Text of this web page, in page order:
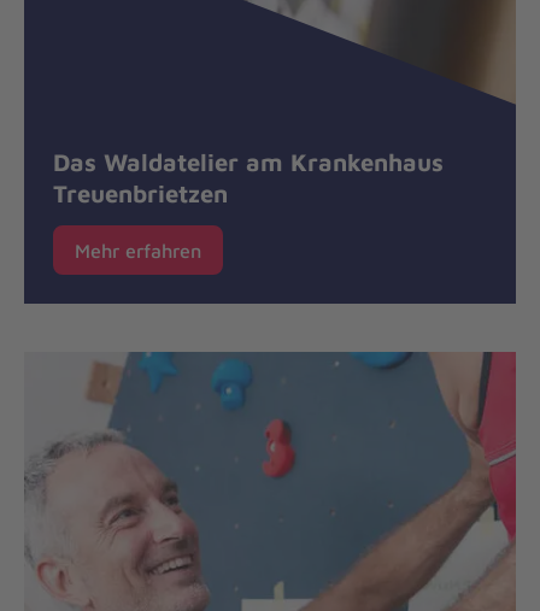
Das Waldatelier am Krankenhaus
Treuenbrietzen
Mehr erfahren